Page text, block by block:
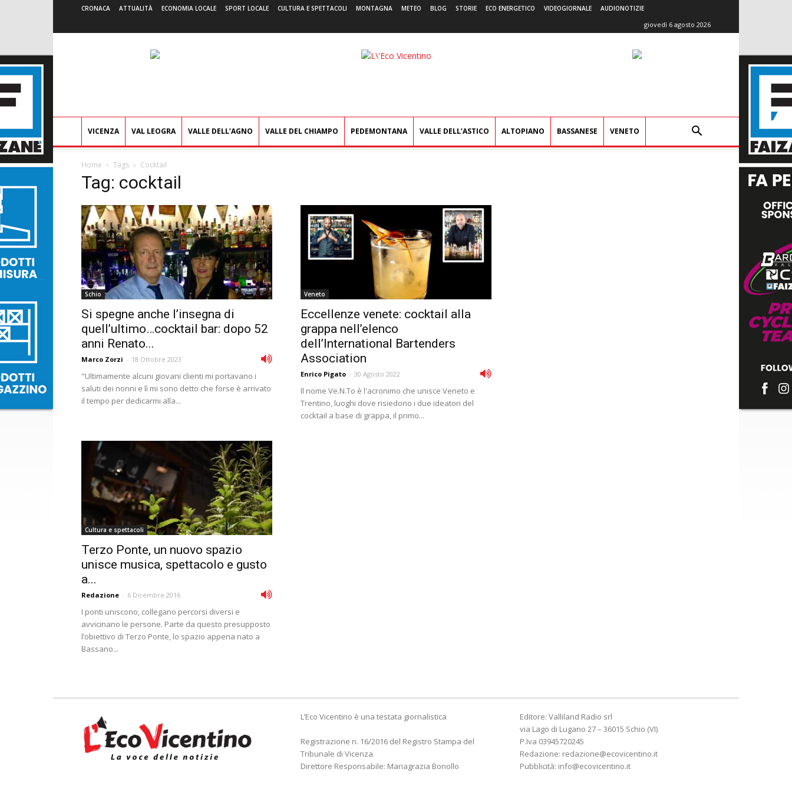
CRONACA ATTUALITÀ ECONOMIA LOCALE SPORT LOCALE CULTURA E SPETTACOLI MONTAGNA METEO BLOG STORIE ECO ENERGETICO VIDEOGIORNALE AUDIONOTIZIE
giovedì 6 agosto 2026
L'Eco
VICENZA VAL LEOGRA VALLE DELL’AGNO VALLE DEL CHIAMPO PEDEMONTANA VALLE DELL’ASTICO ALTOPIANO BASSANESE VENETO
Home Tags Cocktail
Tag: cocktail
Schio
Si spegne anche l’insegna di
quell’ultimo…cocktail bar: dopo 52
anni Renato...
Marco Zorzi - 18 Ottobre 2023
"Ultimamente alcuni giovani clienti mi portavano i
saluti dei nonni e lì mi sono detto che forse è arrivato
il tempo per dedicarmi alla...
Veneto
Eccellenze venete: cocktail alla
grappa nell’elenco
dell’International Bartenders
Association
Enrico Pigato - 30 Agosto 2022
Il nome Ve.N.To è l'acronimo che unisce Veneto e
Trentino, luoghi dove risiedono i due ideatori del
cocktail a base di grappa, il primo...
Cultura e spettacoli
Terzo Ponte, un nuovo spazio
unisce musica, spettacolo e gusto
a...
Redazione - 6 Dicembre 2016
I ponti uniscono, collegano percorsi diversi e
avvicinano le persone. Parte da questo presupposto
l’obiettivo di Terzo Ponte, lo spazio appena nato a
Bassano...
L’Eco Vicentino è una testata giornalistica
Registrazione n. 16/2016 del Registro Stampa del
Tribunale di Vicenza
Direttore Responsabile: Mariagrazia Bonollo
Editore: Valliland Radio srl
via Lago di Lugano 27 – 36015 Schio (VI)
P.Iva 03945720245
Redazione: redazione@ecovicentino.it
Pubblicità: info@ecovicentino.it